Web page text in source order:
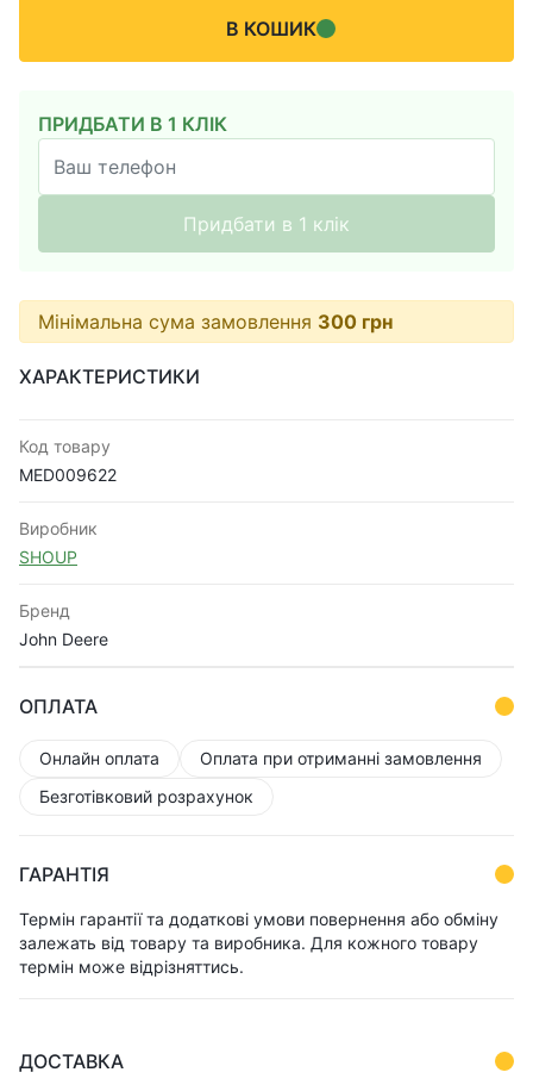
В КОШИК
ПРИДБАТИ В 1 КЛІК
Придбати в 1 клік
Мінімальна сума замовлення 300 грн
ХАРАКТЕРИСТИКИ
Код товару
MED009622
Виробник
SHOUP
Бренд
John Deere
ОПЛАТА
Онлайн оплата
Оплата при отриманні замовлення
Безготівковий розрахунок
ГАРАНТІЯ
Термін гарантії та додаткові умови повернення або обміну
залежать від товару та виробника. Для кожного товару
термін може відрізняттись.
ДОСТАВКА